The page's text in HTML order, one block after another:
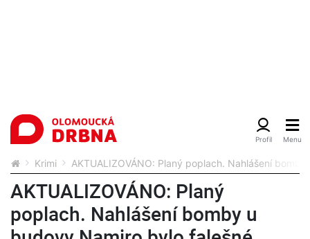
Krimi AKTUALIZOVÁNO: Planý poplach. Nahlášení
AKTUALIZOVÁNO: Planý
poplach. Nahlášení bomby u